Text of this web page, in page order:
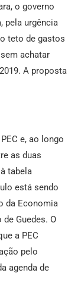
o governo
pela urgência
teto de gastos
sem achatar
A proposta
e, ao longo
as duas
tabela
está sendo
da Economia
Guedes. O
a PEC
pelo
agenda de